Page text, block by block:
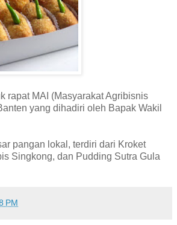
rapat MAI (Masyarakat Agribisnis
yang dihadiri oleh Bapak Wakil
pangan lokal, terdiri dari Kroket
Singkong, dan Pudding Sutra Gula
PM